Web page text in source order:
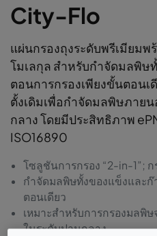
City-Flo
แผ่นกรองถุงระดับพรีเมียม
โมเลกุล สำหรับกำจัดมลพิ
ตอนการกรองเพียงขั้นตอนเ
ตั้งเดิมเพื่อกำจัดมลพิษภาย
กลาง โดยมีประสิทธิภาพ
ISO16890
โซลูชันการกรอง “2-in-1”;
กำจัดมลพิษทั้งของแข็งและ
ตอนเดียว
เหมาะสำหรับการกรองมลพิ
ในระดับปานกลาง